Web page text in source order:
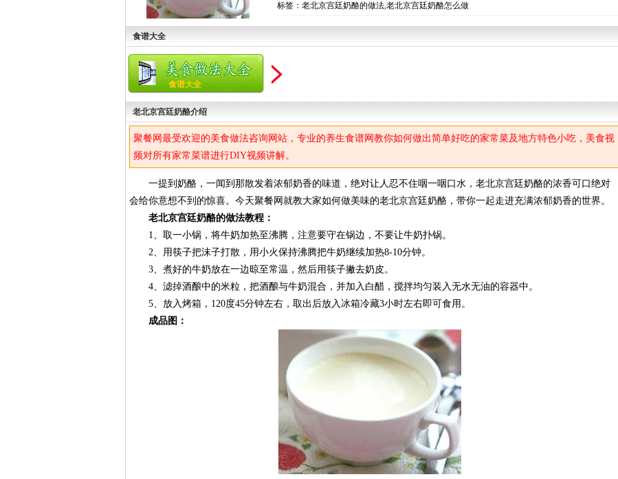
标签：老北京宫廷奶酪的做法,老北京宫廷奶酪怎么做
食谱大全
食谱大全
老北京宫廷奶酪介绍
聚餐网最受欢迎的美食做法咨询网站，专业的养生食谱网教你如何做出简单好吃的家常菜及地方特色小吃，美食视
频对所有家常菜谱进行DIY视频讲解。
一提到奶酪，一闻到那散发着浓郁奶香的味道，绝对让人忍不住咽一咽口水，老北京宫廷奶酪的浓香可口绝对
会给你意想不到的惊喜。今天聚餐网就教大家如何做美味的老北京宫廷奶酪，带你一起走进充满浓郁奶香的世界。
老北京宫廷奶酪的做法教程：
1、取一小锅，将牛奶加热至沸腾，注意要守在锅边，不要让牛奶扑锅。
2、用筷子把沫子打散，用小火保持沸腾把牛奶继续加热8-10分钟。
3、煮好的牛奶放在一边晾至常温，然后用筷子撇去奶皮。
4、滤掉酒酿中的米粒，把酒酿与牛奶混合，并加入白醋，搅拌均匀装入无水无油的容器中。
5、放入烤箱，120度45分钟左右，取出后放入冰箱冷藏3小时左右即可食用。
成品图：